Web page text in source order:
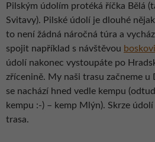
Pilským údolím protéká říčka Bělá
Svitavy). Pilské údolí je dlouhé
to není žádná náročná túra a
spojit například s návštěvou
údolí nakonec vystoupáte po
zřícenině. My naši trasu začneme
se nachází hned vedle kempu
kempu :-) – kemp Mlýn). Skrze
trasa.